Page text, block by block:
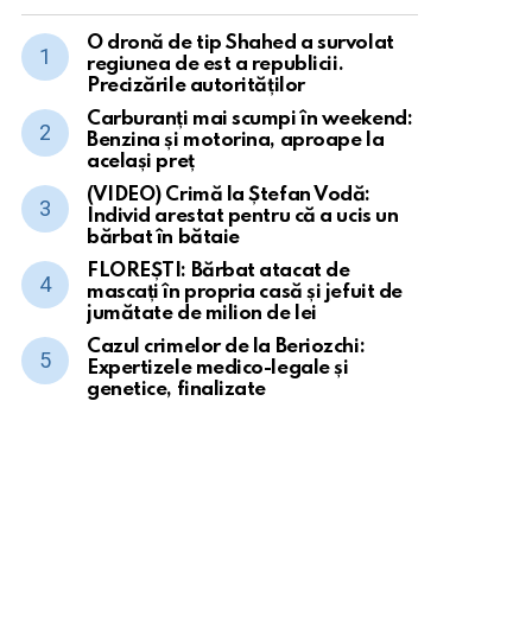
O dronă de tip Shahed a survolat
regiunea de est a republicii.
Precizările autorităților
Carburanți mai scumpi în weekend:
Benzina și motorina, aproape la
același preț
(VIDEO) Crimă la Ștefan Vodă:
Individ arestat pentru că a ucis un
bărbat în bătaie
FLOREȘTI: Bărbat atacat de
mascați în propria casă și jefuit de
jumătate de milion de lei
Cazul crimelor de la Beriozchi:
Expertizele medico-legale și
genetice, finalizate